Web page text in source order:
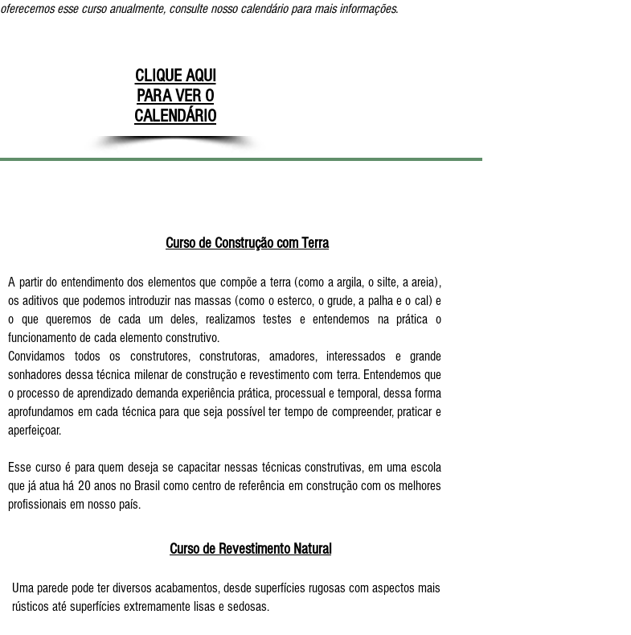
oferecemos esse curso anualmente, consulte nosso calendário para mais informações.
CLIQUE AQUI
PARA VER O
CALENDÁRIO
Curso de Construção com Terra
A partir do entendimento dos elementos que compõe a terra (como a argila, o silte, a areia),
os aditivos que podemos introduzir nas massas (como o esterco, o grude, a palha e o cal) e
o que queremos de cada um deles, realizamos testes e entendemos na prática o
funcionamento de cada elemento construtivo.
Convidamos todos os construtores, construtoras, amadores, interessados e grande
sonhadores dessa técnica milenar de construção e revestimento com terra. Entendemos que
o processo de aprendizado demanda experiência prática, processual e temporal, dessa forma
aprofundamos em cada técnica para que seja possível ter tempo de compreender, praticar e
aperfeiçoar.
Esse curso é para quem deseja se capacitar nessas técnicas construtivas, em uma escola
que já atua há 20 anos no Brasil como centro de referência em construção com os melhores
profissionais em nosso país.
Curso de Revestimento Natural
Uma parede pode ter diversos acabamentos, desde superfícies rugosas com aspectos mais
rústicos até superfícies extremamente lisas e sedosas.